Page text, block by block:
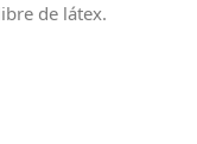
de látex.